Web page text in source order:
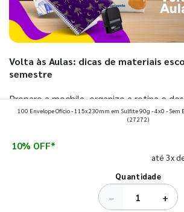
Volta às Aulas: dicas de materiais
semestre
Prepare a mochila, organize a rotina e
que fazem toda diferença para começar
100 Envelope Ofício - 115x230mm em Sulfite 90g - 4x0 - Sem
(27272)
10% OFF*
até 3x
Quantidade
− +